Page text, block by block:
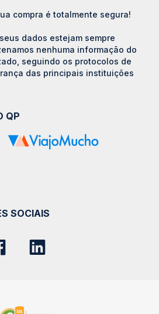
compra é totalmente segura!
dados estejam sempre
nenhuma informação do
seguindo os protocolos de
das principais instituições
QP
SOCIAIS